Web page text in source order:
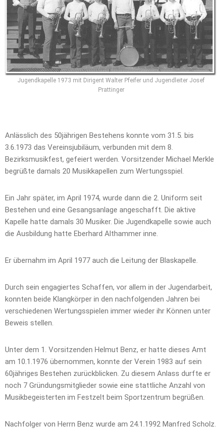
Jugendkapelle 1973 mit Dirigent Walter Pfeifer und Jugendleiter Josef
Prattinger
Anlässlich des 50jährigen Bestehens konnte vom 31.5. bis
3.6.1973 das Vereinsjubiläum, verbunden mit dem 8.
Bezirksmusikfest, gefeiert werden. Vorsitzender Michael Merkle
begrüßte damals 20 Musikkapellen zum Wertungsspiel.
Ein Jahr später, im April 1974, wurde dann die 2. Uniform seit
Bestehen und eine Gesangsanlage angeschafft. Die aktive
Kapelle hatte damals 30 Musiker. Die Jugendkapelle sowie auch
die Ausbildung hatte Eberhard Althammer inne.
Er übernahm im April 1977 auch die Leitung der Blaskapelle.
Durch sein engagiertes Schaffen, vor allem in der Jugendarbeit,
konnten beide Klangkörper in den nachfolgenden Jahren bei
verschiedenen Wertungsspielen immer wieder ihr Können unter
Beweis stellen.
Unter dem 1. Vorsitzenden Helmut Benz, er hatte dieses Amt
am 10.1.1976 übernommen, konnte der Verein 1983 auf sein
60jähriges Bestehen zurückblicken. Zu diesem Anlass durfte er
noch 7 Gründungsmitglieder sowie eine stattliche Anzahl von
Musikbegeisterten im Festzelt beim Sportzentrum begrüßen.
Nachfolger von Herrn Benz wurde am 24.1.1992 Manfred Scholz.